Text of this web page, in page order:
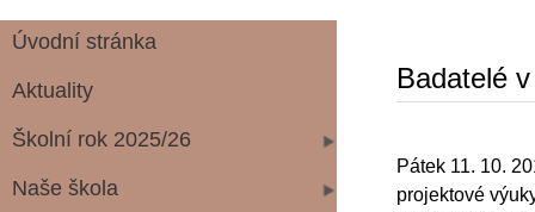
Úvodní stránka
Aktuality
Školní rok 2025/26
Naše škola
Badatelé
Pátek 11. 10.
projektové